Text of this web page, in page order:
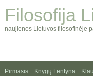
Filosofija
naujienos Lietuvos filosofinėje
Pirmasis Knygų Lentyna